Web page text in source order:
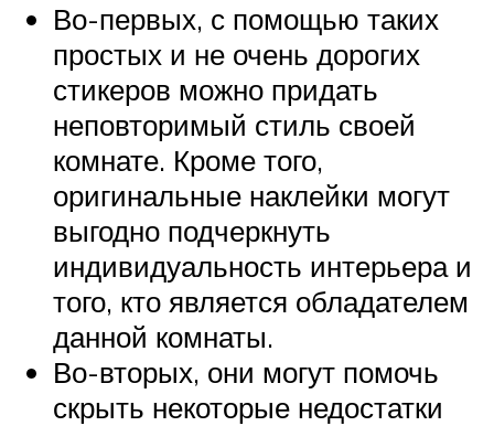
Во-первых, с помощью таких
простых и не очень дорогих
стикеров можно придать
неповторимый стиль своей
комнате. Кроме того,
оригинальные наклейки могут
выгодно подчеркнуть
индивидуальность интерьера и
того, кто является обладателем
данной комнаты.
Во-вторых, они могут помочь
скрыть некоторые недостатки